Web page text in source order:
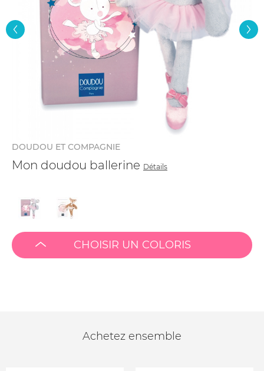
DOUDOU ET COMPAGNIE
Mon doudou ballerine Détails
CHOISIR UN COLORIS
Achetez ensemble